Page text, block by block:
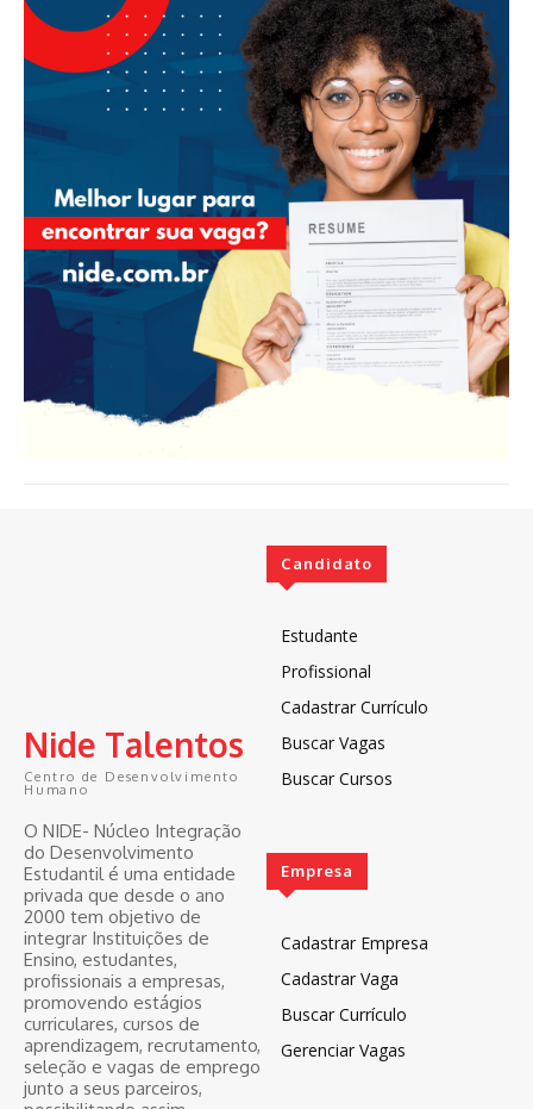
Nide Talentos
Centro de Desenvolvimento
Humano
O NIDE- Núcleo Integração
do Desenvolvimento
Estudantil é uma entidade
privada que desde o ano
2000 tem objetivo de
integrar Instituições de
Ensino, estudantes,
profissionais a empresas,
promovendo estágios
curriculares, cursos de
aprendizagem, recrutamento,
seleção e vagas de emprego
junto a seus parceiros,
Candidato
Estudante
Profissional
Cadastrar Currículo
Buscar Vagas
Buscar Cursos
Empresa
Cadastrar Empresa
Cadastrar Vaga
Buscar Currículo
Gerenciar Vagas